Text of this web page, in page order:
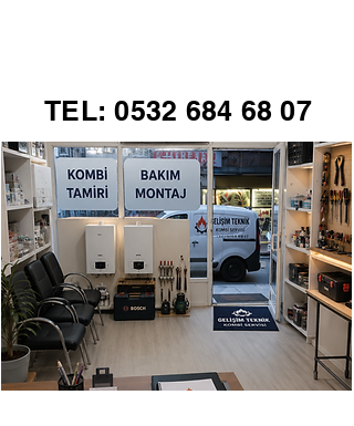
TEL:0532 684 68 07